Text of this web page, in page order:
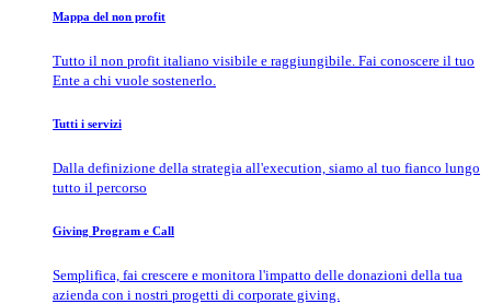
Mappa del non profit
Tutto il non profit italiano visibile e raggiungibile. Fai conoscere il tuo
Ente a chi vuole sostenerlo.
Tutti i servizi
Dalla definizione della strategia all'execution, siamo al tuo fianco lungo
tutto il percorso
Giving Program e Call
Semplifica, fai crescere e monitora l'impatto delle donazioni della tua
azienda con i nostri progetti di corporate giving.